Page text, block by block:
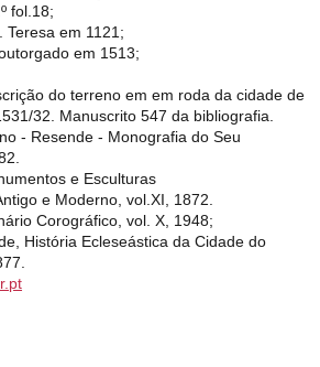
fol.18;
Teresa em 1121;
em 1513;
do terreno em em roda da cidade de
32. Manuscrito 547 da bibliografia.
- Resende - Monografia do Seu
e Esculturas
e Moderno, vol.XI, 1872.
Corográfico, vol. X, 1948;
História Ecleseástica da Cidade do